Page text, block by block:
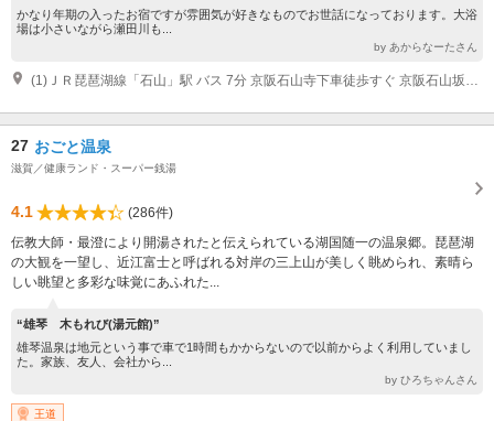
かなり年期の入ったお宿ですが雰囲気が好きなものでお世話になっております。大浴
場は小さいながら瀬田川も...
by あからなーたさん
27 おごと温泉
滋賀／健康ランド・スーパー銭湯
4.1
(286件)
伝教大師・最澄により開湯されたと伝えられている湖国随一の温泉郷。琵琶湖
の大観を一望し、近江富士と呼ばれる対岸の三上山が美しく眺められ、素晴ら
しい眺望と多彩な味覚にあふれた...
“雄琴 木もれび(湯元館)”
雄琴温泉は地元という事で車で1時間もかからないので以前からよく利用していまし
た。家族、友人、会社から...
by ひろちゃんさん
王道